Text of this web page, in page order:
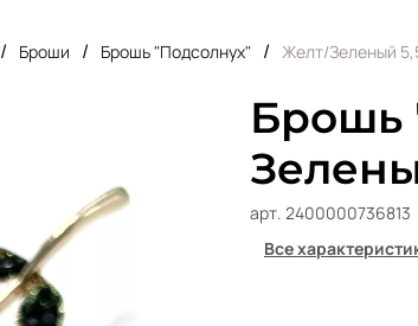
/ Броши / Брошь "Подсолнух" / Желт/Зеленый
Брошь
арт. 2400000736813
Все